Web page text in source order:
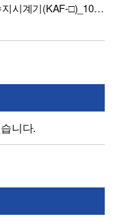
[주파수 지시계기 KAF-□] 주파수지시계기(KAF-□)_10th카탈로그
니다.